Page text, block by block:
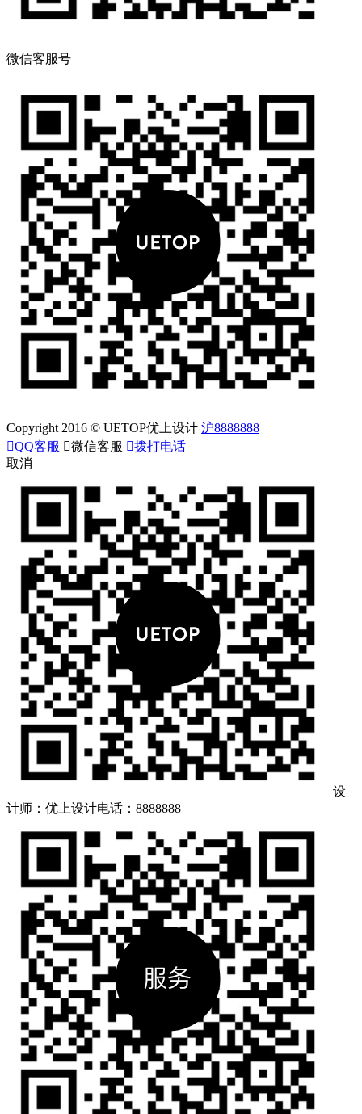
微信客服号
Copyright 2016 © UETOP优上设计 沪8888888
QQ客服 微信客服 拨打电话
取消
设
计师：优上设计电话：8888888